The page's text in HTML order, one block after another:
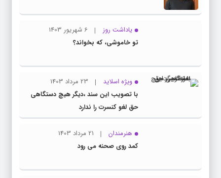
یاداشت روز
6 شهریور 1403
تو خاموشی، که بخواند؟
ویژه اسلاید
23 مرداد 1403
با تصویب این سند ،دیگر هیچ دستگاهی
حق لغو کنسرت را ندارد
هنرمندان
21 مرداد 1403
کمد روی صحنه می رود